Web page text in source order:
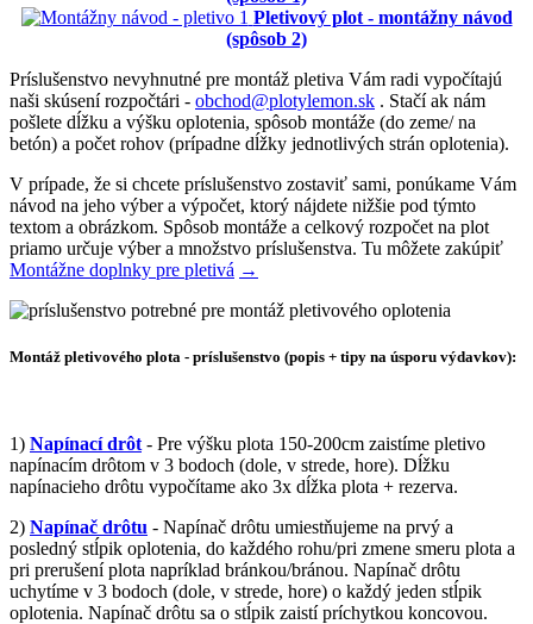
Pletivový plot - montážny návod
(spôsob 2)
Príslušenstvo nevyhnutné pre montáž pletiva Vám radi vypočítajú
naši skúsení rozpočtári - obchod@plotylemon.sk . Stačí ak nám
pošlete dĺžku a výšku oplotenia, spôsob montáže (do zeme/ na
betón) a počet rohov (prípadne dĺžky jednotlivých strán oplotenia).
V prípade, že si chcete príslušenstvo zostaviť sami, ponúkame Vám
návod na jeho výber a výpočet, ktorý nájdete nižšie pod týmto
textom a obrázkom. Spôsob montáže a celkový rozpočet na plot
priamo určuje výber a množstvo príslušenstva. Tu môžete zakúpiť
Montážne doplnky pre pletivá →
Montáž pletivového plota - príslušenstvo (popis + tipy na úsporu výdavkov):
1) Napínací drôt - Pre výšku plota 150-200cm zaistíme pletivo
napínacím drôtom v 3 bodoch (dole, v strede, hore). Dĺžku
napínacieho drôtu vypočítame ako 3x dĺžka plota + rezerva.
2) Napínač drôtu - Napínač drôtu umiestňujeme na prvý a
posledný stĺpik oplotenia, do každého rohu/pri zmene smeru plota a
pri prerušení plota napríklad bránkou/bránou. Napínač drôtu
uchytíme v 3 bodoch (dole, v strede, hore) o každý jeden stĺpik
oplotenia. Napínač drôtu sa o stĺpik zaistí príchytkou koncovou.